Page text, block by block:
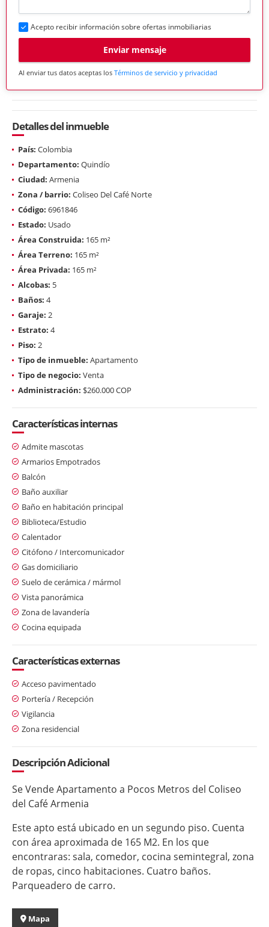
Acepto recibir información sobre ofertas inmobiliarias
Enviar mensaje
Al enviar tus datos aceptas los Términos de servicio y privacidad
Detalles del inmueble
País: Colombia
Departamento: Quindío
Ciudad: Armenia
Zona / barrio: Coliseo Del Café Norte
Código: 6961846
Estado: Usado
Área Construida: 165 m²
Área Terreno: 165 m²
Área Privada: 165 m²
Alcobas: 5
Baños: 4
Garaje: 2
Estrato: 4
Piso: 2
Tipo de inmueble: Apartamento
Tipo de negocio: Venta
Administración: $260.000 COP
Características internas
Admite mascotas
Armarios Empotrados
Balcón
Baño auxiliar
Baño en habitación principal
Biblioteca/Estudio
Calentador
Citófono / Intercomunicador
Gas domiciliario
Suelo de cerámica / mármol
Vista panorámica
Zona de lavandería
Cocina equipada
Características externas
Acceso pavimentado
Portería / Recepción
Vigilancia
Zona residencial
Descripción Adicional
Se Vende Apartamento a Pocos Metros del Coliseo
del Café Armenia
Este apto está ubicado en un segundo piso. Cuenta
con área aproximada de 165 M2. En los que
encontraras: sala, comedor, cocina semintegral, zona
de ropas, cinco habitaciones. Cuatro baños.
Parqueadero de carro.
Mapa